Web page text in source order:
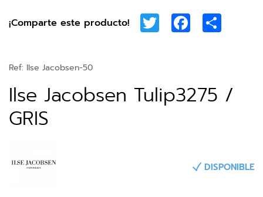
¡Comparte este producto! Twitter Facebook
Ref: Ilse Jacobsen-50
Ilse Jacobsen Tulip3275 /
GRIS
DISPONIBLE